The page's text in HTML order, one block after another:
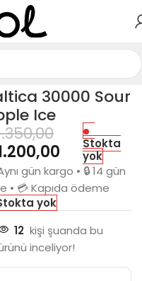
30000 Sour
Ice
Stokta
yok
gün kargo • 🔒 14 gün
• 💳 Kapıda ödeme
yok
12 kişi şuanda bu
inceliyor!